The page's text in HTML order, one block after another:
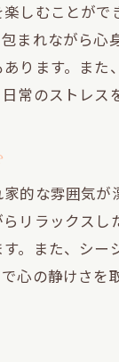
渋谷のシーシ
しむことが
まれながら
ります。ま
常のストレス
的な雰囲気
リラックス
。また、シ
心の静けさを